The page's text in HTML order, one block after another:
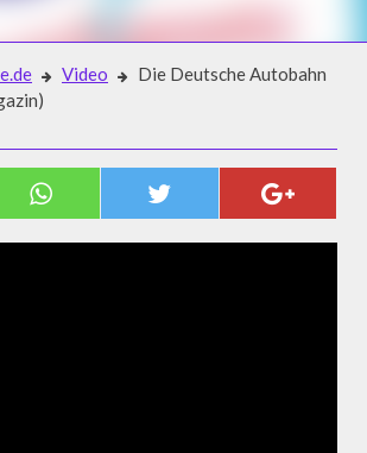
Video
Die Deutsche Autobahn
AUTOBAHN AG
MAGAZIN)